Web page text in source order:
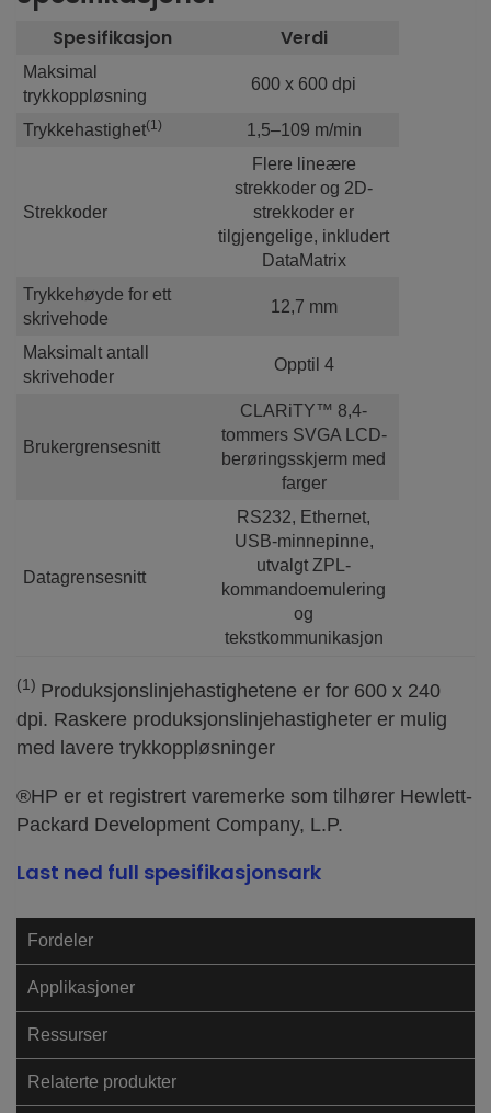
Spesifikasjon Verdi
Maksimal
trykkoppløsning
600 x 600 dpi
Trykkehastighet(1) 1,5–109 m/min
Strekkoder
Flere lineære
strekkoder og 2D-
strekkoder er
tilgjengelige, inkludert
DataMatrix
Trykkehøyde for ett
skrivehode
12,7 mm
Maksimalt antall
skrivehoder
Opptil 4
Brukergrensesnitt
CLARiTY™ 8,4-
tommers SVGA LCD-
berøringsskjerm med
farger
Datagrensesnitt
RS232, Ethernet,
USB-minnepinne,
utvalgt ZPL-
kommandoemulering
og
tekstkommunikasjon
(1) Produksjonslinjehastighetene er for 600 x 240
dpi. Raskere produksjonslinjehastigheter er mulig
med lavere trykkoppløsninger
®HP er et registrert varemerke som tilhører Hewlett-
Packard Development Company, L.P.
Last ned full spesifikasjonsark
Fordeler
Applikasjoner
Ressurser
Relaterte produkter